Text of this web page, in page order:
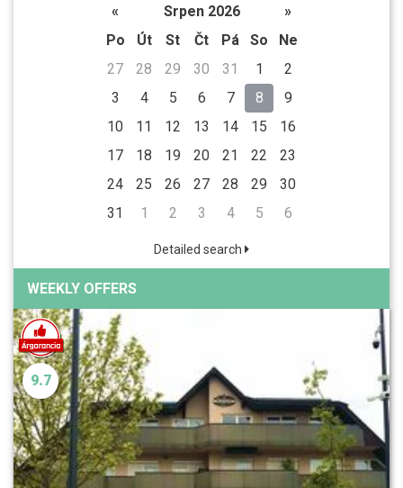
« Srpen 2026
»
Po
Út St Čt Pá So
Ne
27
28 29 30 31 1
2
3
4 5 6 7 8
9
10
11 12 13 14 15
16
17
18 19 20 21 22
23
24
25 26 27 28 29
30
31
1 2 3 4 5 6
Detailed search
WEEKLY OFFERS
9.7